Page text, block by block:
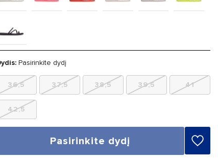
Pasirinkite dydį
36,5 37,5 38,5 39,5 41
42,5
Pasirinkite dydį